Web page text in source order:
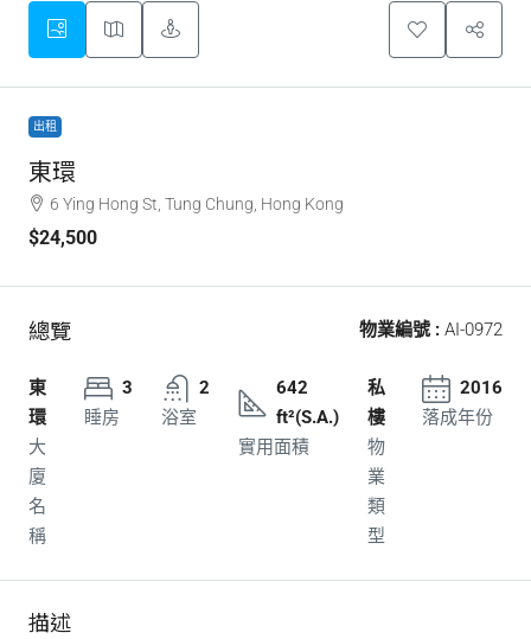
出租
東環
6 Ying Hong St, Tung Chung, Hong Kong
$24,500
總覽 物業編號 : AI-0972
東
環
大
廈
名
稱
3
睡房
2
浴室
642
ft²(S.A.)
實用面積
私
樓
物
業
類
型
2016
落成年份
描述